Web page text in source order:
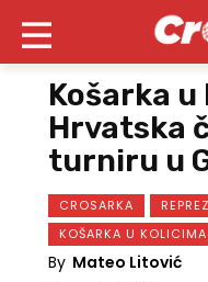
Košarka
Hrvatska
turniru u
CROSARKA
KOŠARKA U KOLICIMA
By Mateo Litović